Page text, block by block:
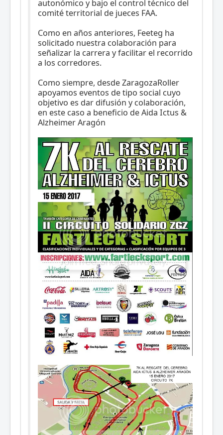
autonómico y bajo el control técnico del
comité territorial de jueces FAA.
Como en años anteriores, Feeteg ha
solicitado nuestra colaboración para
señalizar la carrera y facilitar el recorrido
a los corredores.
Como siempre, desde ZaragozaRoller
apoyamos eventos de tipo social cuyo
objetivo es dar difusión y colaboración,
en este caso a beneficio de Aida Ictus &
Alzheimer Aragón